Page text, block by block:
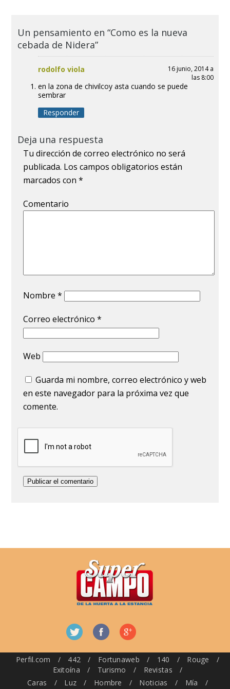
Un pensamiento en “Como es la nueva
cebada de Nidera”
rodolfo viola
16 junio, 2014 a
las 8:00
en la zona de chivilcoy asta cuando se puede
sembrar
Responder
Deja una respuesta
Tu dirección de correo electrónico no será
publicada. Los campos obligatorios están
marcados con*
Comentario
Nombre*
Correo electrónico*
Web
Guarda mi nombre, correo electrónico y web
en este navegador para la próxima vez que
comente.
Perfil.com / 442 / Fortunaweb / 140 / Rouge
/
Exitoína
/ Turismo / Revistas
/
Caras
/ Luz / Hombre / Noticias / Mía
/